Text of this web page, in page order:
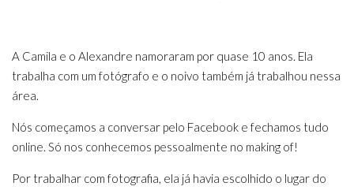
A Camila e o Alexandre namoraram por quase 10 anos. Ela
trabalha com um fotógrafo e o noivo também já trabalhou nessa
área.
Nós começamos a conversar pelo Facebook e fechamos tudo
online. Só nos conhecemos pessoalmente no making of!
Por trabalhar com fotografia, ela já havia escolhido o lugar do